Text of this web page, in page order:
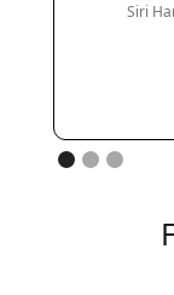
Siri